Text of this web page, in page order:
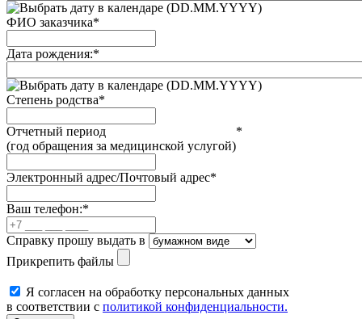
(DD.MM.YYYY)
ФИО заказчика*
Дата рождения:*
(DD.MM.YYYY)
Степень родства*
Отчетный период
(год обращения за медицинской услугой)
*
Электронный адрес/Почтовый адрес*
Ваш телефон:*
Справку прошу выдать в
Прикрепить файлы
Я согласен на обработку персональных данных
в соответствии с политикой конфиденциальности.